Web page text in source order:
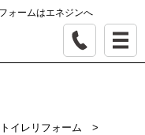
ォームはエネジンへ
トイレリフォーム >